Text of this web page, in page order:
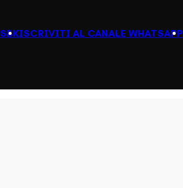
SBKISCRIVITI AL CANALE WHATSAPP